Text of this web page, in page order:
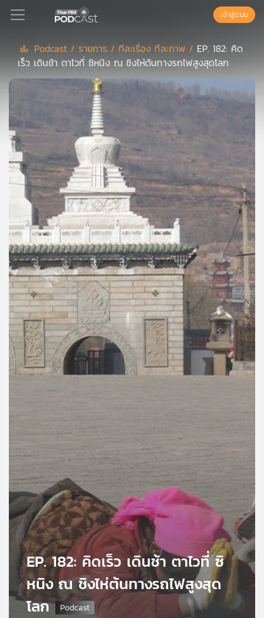
Podcast
ย์
ลิ
สต์
แนะนำ
ลิ
สต์
ของ
คุณ
เพลง
บทความ
กับ
เรา
เครือ
ข่าย
วิทยุ
ไทย
พี
เข้าสู่ระบบ
Podcast / รายการ / ทีละเรื่อง ทีละภาพ / EP. 182: คิด
เร็ว เดินช้า ตาไวที่ ซิหนิง ณ ชิงไห่ต้นทางรถไฟสูงสุดโลก
EP. 182: คิดเร็ว เดินช้า ตาไวที่ ซิ
หนิง ณ ชิงไห่ต้นทางรถไฟสูงสุด
โลก